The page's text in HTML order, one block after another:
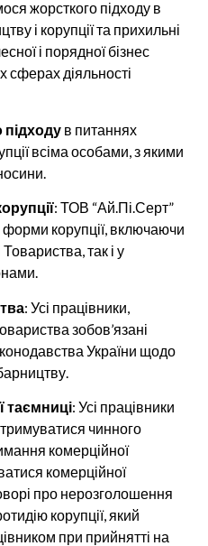
жорсткого підходу в
і корупції та прихильні
і порядної бізнес
сферах діяльності
підходу в питаннях
всіма особами, з якими
: ТОВ “Ай.Пі.Серт”
корупції, включаючи
так і у
: Усі працівники,
зобов’язані
України щодо
таємниці: Усі працівники
чинного
комерційної
комерційної
про нерозголошення
корупції, який
при прийнятті на